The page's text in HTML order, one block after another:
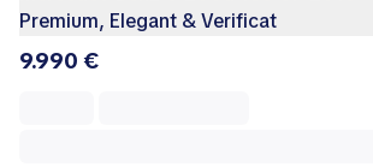
Premium, Elegant & Verificat
9.990 €